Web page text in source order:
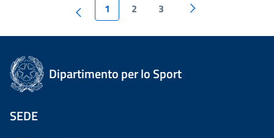
1 2 3
Dipartimento per lo Sport
SEDE